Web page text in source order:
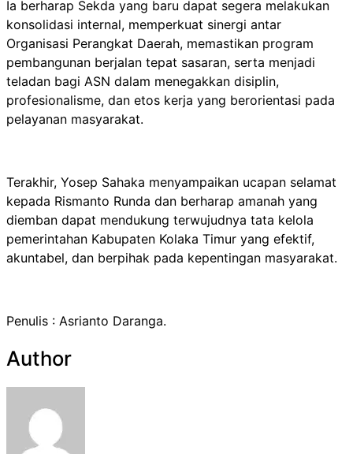
Ia berharap Sekda yang baru dapat segera melakukan
konsolidasi internal, memperkuat sinergi antar
Organisasi Perangkat Daerah, memastikan program
pembangunan berjalan tepat sasaran, serta menjadi
teladan bagi ASN dalam menegakkan disiplin,
profesionalisme, dan etos kerja yang berorientasi pada
pelayanan masyarakat.
Terakhir, Yosep Sahaka menyampaikan ucapan selamat
kepada Rismanto Runda dan berharap amanah yang
diemban dapat mendukung terwujudnya tata kelola
pemerintahan Kabupaten Kolaka Timur yang efektif,
akuntabel, dan berpihak pada kepentingan masyarakat.
Penulis : Asrianto Daranga.
Author